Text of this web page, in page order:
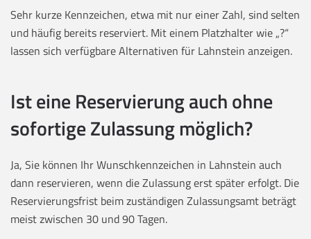
Sehr kurze Kennzeichen, etwa mit nur einer Zahl, sind selten
und häufig bereits reserviert. Mit einem Platzhalter wie „?“
lassen sich verfügbare Alternativen für Lahnstein anzeigen.
Ist eine Reservierung auch ohne
sofortige Zulassung möglich?
Ja, Sie können Ihr Wunschkennzeichen in Lahnstein auch
dann reservieren, wenn die Zulassung erst später erfolgt. Die
Reservierungsfrist beim zuständigen Zulassungsamt beträgt
meist zwischen 30 und 90 Tagen.